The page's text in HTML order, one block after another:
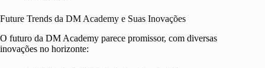
Future Trends da DM Academy e Suas Inovações
O futuro da DM Academy parece promissor, com diversas
inovações no horizonte: